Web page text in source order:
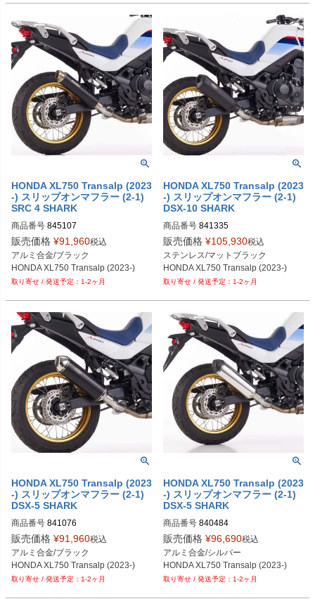
HONDA XL750 Transalp (2023
-) スリップオンマフラー (2-1)
SRC 4 SHARK
商品番号 845107
販売価格 ¥91,960税込
アルミ合金/ブラック
HONDA XL750 Transalp (2023-)
1-2ヶ月
HONDA XL750 Transalp (2023
-) スリップオンマフラー (2-1)
DSX-10 SHARK
商品番号 841335
販売価格 ¥105,930税込
ステンレス/マットブラック
HONDA XL750 Transalp (2023-)
1-2ヶ月
HONDA XL750 Transalp (2023
-) スリップオンマフラー (2-1)
DSX-5 SHARK
商品番号 841076
販売価格 ¥91,960税込
アルミ合金/ブラック
HONDA XL750 Transalp (2023-)
1-2ヶ月
HONDA XL750 Transalp (2023
-) スリップオンマフラー (2-1)
DSX-5 SHARK
商品番号 840484
販売価格 ¥96,690税込
アルミ合金/シルバー
HONDA XL750 Transalp (2023-)
1-2ヶ月